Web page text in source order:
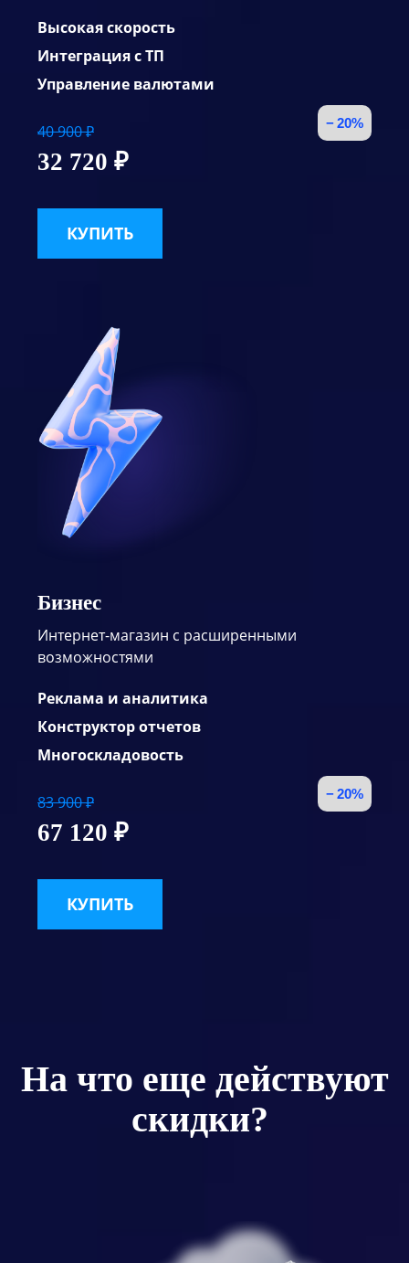
Высокая скорость
Интеграция с ТП
Управление валютами
40 900 ₽ − 20%
32 720 ₽
КУПИТЬ
Бизнес
Интернет-магазин с расширенными
возможностями
Реклама и аналитика
Конструктор отчетов
Многоскладовость
83 900 ₽ − 20%
67 120 ₽
КУПИТЬ
На что еще действуют
скидки?